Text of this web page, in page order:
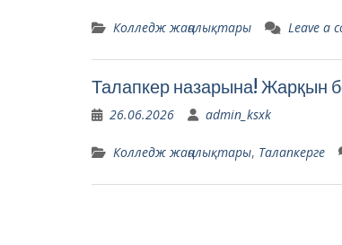
Колледж жаңалықтары Leave a
Талапкер назарына! Жарқын
26.06.2026 admin_ksxk
Колледж жаңалықтары, Талапкерге